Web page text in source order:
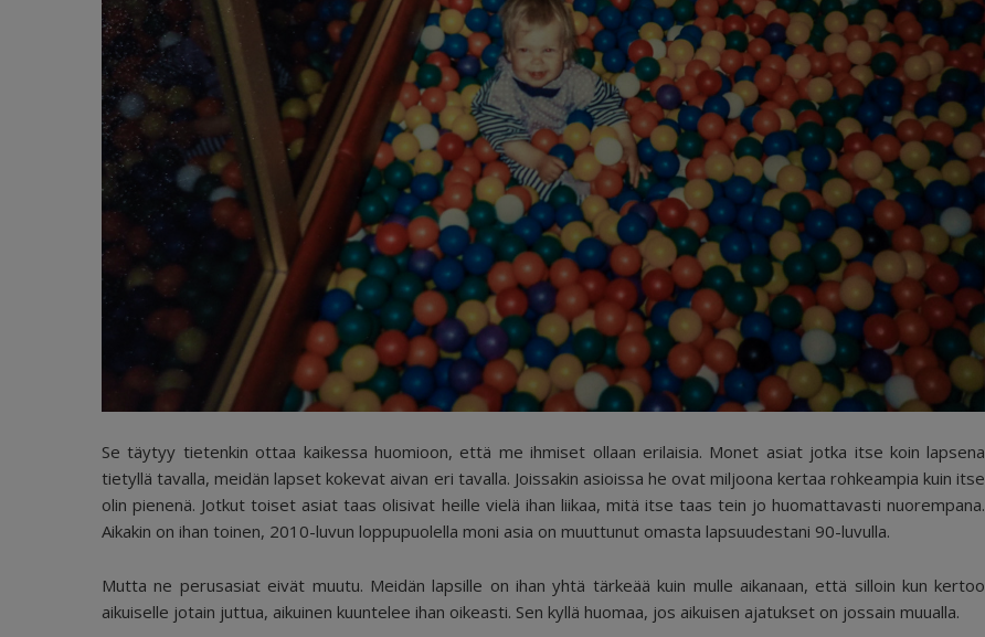
Se täytyy tietenkin ottaa kaikessa huomioon, että me ihmiset ollaan erilaisia. Monet asiat jotka itse koin lapsena
tietyllä tavalla, meidän lapset kokevat aivan eri tavalla. Joissakin asioissa he ovat miljoona kertaa rohkeampia kuin itse
olin pienenä. Jotkut toiset asiat taas olisivat heille vielä ihan liikaa, mitä itse taas tein jo huomattavasti nuorempana.
Aikakin on ihan toinen, 2010-luvun loppupuolella moni asia on muuttunut omasta lapsuudestani 90-luvulla.
Mutta ne perusasiat eivät muutu. Meidän lapsille on ihan yhtä tärkeää kuin mulle aikanaan, että silloin kun kertoo
aikuiselle jotain juttua, aikuinen kuuntelee ihan oikeasti. Sen kyllä huomaa, jos aikuisen ajatukset on jossain muualla.